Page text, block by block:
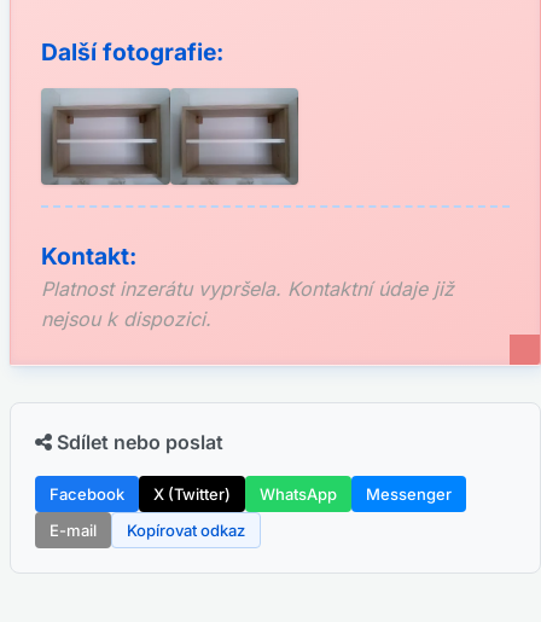
Další fotografie:
Kontakt:
Platnost inzerátu vypršela. Kontaktní údaje již
nejsou k dispozici.
Sdílet nebo poslat
Facebook X (Twitter) WhatsApp
Messenger
E-mail
Kopírovat odkaz